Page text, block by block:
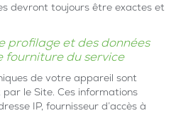
devront toujours être exactes et
profilage et des données
fourniture du service
de votre appareil sont
le Site. Ces informations
IP, fournisseur d’accès à